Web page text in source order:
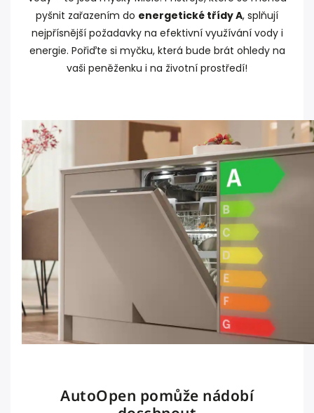
pyšnit zařazením do energetické třídy A, splňují
nejpřísnější požadavky na efektivní využívání vody i
energie. Pořiďte si myčku, která bude brát ohledy na
vaši peněženku i na životní prostředí!
AutoOpen pomůže nádobí